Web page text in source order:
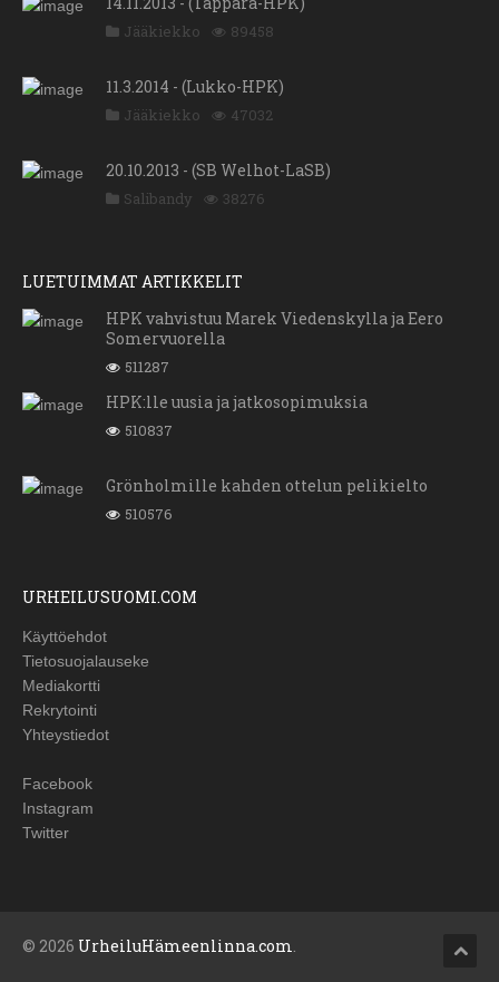
Jääkiekko 89458
11.3.2014 - (Lukko-HPK)
Jääkiekko 47032
20.10.2013 - (SB Welhot-LaSB)
Salibandy 38276
LUETUIMMAT ARTIKKELIT
HPK vahvistuu Marek Viedenskylla ja Eero
Somervuorella
511287
HPK:lle uusia ja jatkosopimuksia
510837
Grönholmille kahden ottelun pelikielto
510576
URHEILUSUOMI.COM
Käyttöehdot
Tietosuojalauseke
Mediakortti
Rekrytointi
Yhteystiedot
Facebook
Instagram
Twitter
© 2026 UrheiluHämeenlinna.com